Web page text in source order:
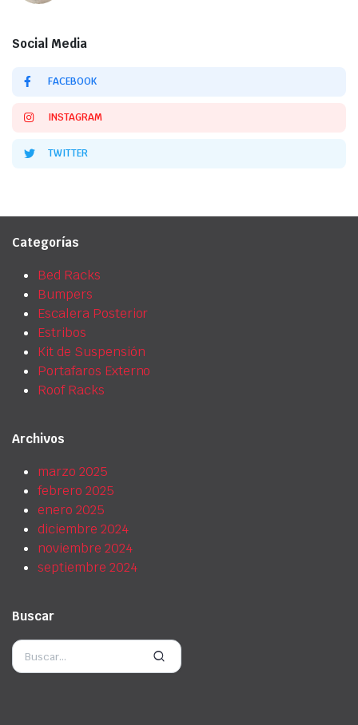
Social Media
FACEBOOK
INSTAGRAM
TWITTER
Categorías
Bed Racks
Bumpers
Escalera Posterior
Estribos
Kit de Suspensión
Portafaros Externo
Roof Racks
Archivos
marzo 2025
febrero 2025
enero 2025
diciembre 2024
noviembre 2024
septiembre 2024
Buscar